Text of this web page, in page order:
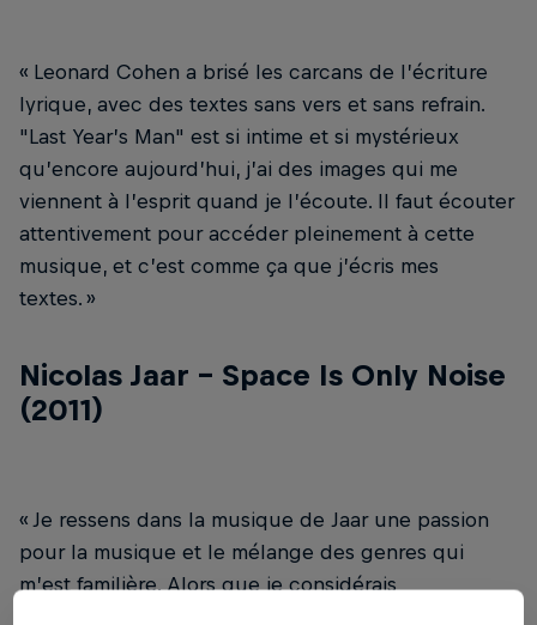
« Leonard Cohen a brisé les carcans de l’écriture
lyrique, avec des textes sans vers et sans refrain.
"Last Year’s Man" est si intime et si mystérieux
qu’encore aujourd’hui, j’ai des images qui me
viennent à l’esprit quand je l’écoute. Il faut écouter
attentivement pour accéder pleinement à cette
musique, et c’est comme ça que j’écris mes
textes. »
Nicolas Jaar - Space Is Only Noise
(2011)
« Je ressens dans la musique de Jaar une passion
pour la musique et le mélange des genres qui
m’est familière. Alors que je considérais